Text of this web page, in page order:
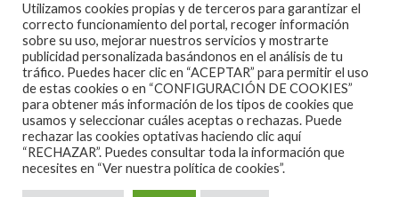
2007 COPYRIGHT -CODETIPITHEME
Utilizamos cookies propias y de terceros para garantizar el
correcto funcionamiento del portal, recoger información
sobre su uso, mejorar nuestros servicios y mostrarte
publicidad personalizada basándonos en el análisis de tu
tráfico. Puedes hacer clic en “ACEPTAR” para permitir el uso
de estas cookies o en “CONFIGURACIÓN DE COOKIES”
para obtener más información de los tipos de cookies que
usamos y seleccionar cuáles aceptas o rechazas. Puede
rechazar las cookies optativas haciendo clic aquí
“RECHAZAR”. Puedes consultar toda la información que
necesites en “Ver nuestra política de cookies”.